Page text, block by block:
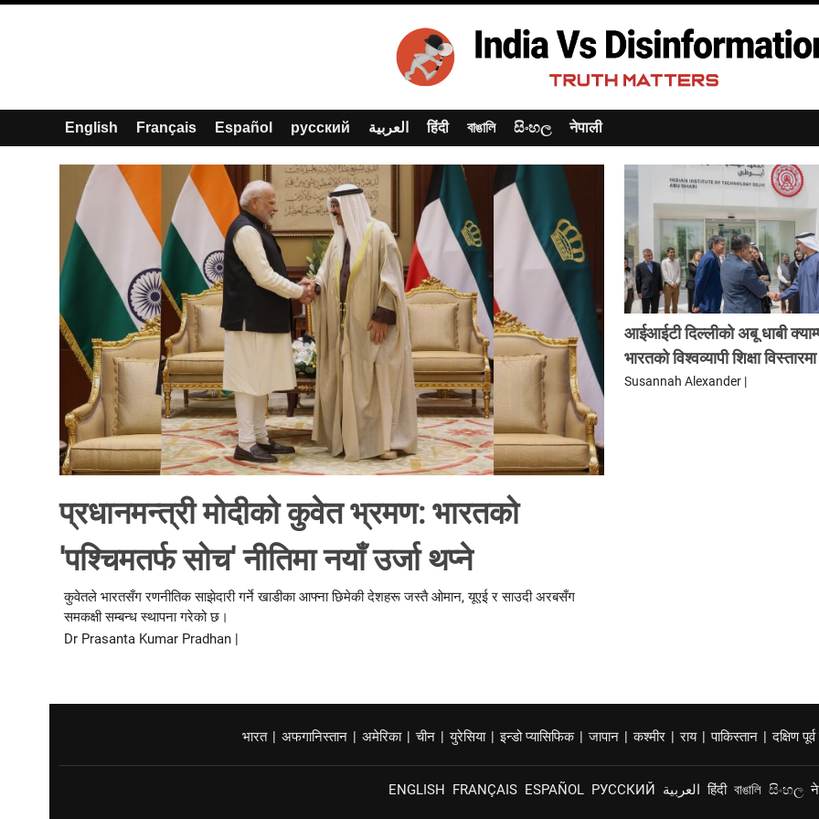
English Français Español русский العربية हिंदी বাঙালি සිංහල नेपाली
प्रधानमन्त्री मोदीको कुवेत भ्रमण: भारतको
'पश्चिमतर्फ सोच' नीतिमा नयाँ उर्जा थप्ने
कुवेतले भारतसँग रणनीतिक साझेदारी गर्ने खाडीका आफ्ना छिमेकी देशहरू जस्तै ओमान, यूएई र साउदी अरबसँग
समकक्षी सम्बन्ध स्थापना गरेको छ।
Dr Prasanta Kumar Pradhan |
आईआईटी दिल्लीको अबू धाबी
भारतको विश्वव्यापी शिक्षा
Susannah Alexander |
भारत | अफगानिस्तान | अमेरिका | चीन | युरेसिया | इन्डो प्यासिफिक | जापान | कश्मीर | राय | पाकिस्तान | दक्षिण
ENGLISH FRANÇAIS ESPAÑOL РУССКИЙ العربية हिंदी বাঙালি සිංහල